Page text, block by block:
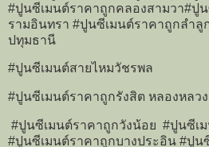
#ปูนซีเมนต์ราคาถูกคลองสามวา#ปู
รามอินทรา #ปูนซีเมนต์ราคาถูกลำลู
ปทุมธานี
#ปูนซีเมนต์สายไหมวัชรพล
#ปูนซีเมนต์ราคาถูกรังสิต หลองหลวง
#ปูนซีเมนต์ราคาถูกวังน้อย #ปูนซีเ
#ปูนซีเมนต์ราคาถูกบางประอิน #ปูน